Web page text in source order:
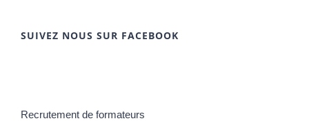
SUIVEZ NOUS SUR FACEBOOK
Recrutement de formateurs